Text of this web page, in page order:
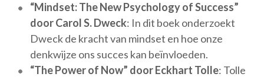
“Mindset: The New Psychology of Success”
door Carol S. Dweck: In dit boek onderzoekt
Dweck de kracht van mindset en hoe onze
denkwijze ons succes kan beïnvloeden.
“The Power of Now” door Eckhart Tolle: Tolle